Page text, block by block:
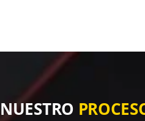
NUESTRO